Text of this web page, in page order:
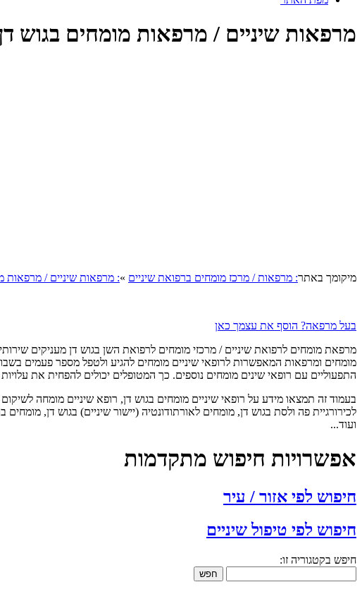
מרפאות שיניים / מרפאות מומחים בגוש
מיקומך באתר: מרפאות / מרכז מומחים ברפואת שיניים »: מרפאות שיניים / מרפאות
בעל מרפאה? הוסף את עצמך כאן
מרפאת מומחים לרפואת שיניים / מרכזי מומחים לרפואת השן בגוש דן מעניקים
מומחים ומרפאות המאפשרות לרופאי שיניים מומחים להגיע ולטפל מספר פעמים
התפעוליים עם רופאי שינים מומחים נוספים. כך המטופלים יכולים להפחית את
בעמוד זה תמצאו מידע על רופאי שיניים מומחים בגוש דן, רופא שיניים מומחה
לכירורגיית פה ולסת בגוש דן, מומחים לאורתודונטיה (יישור שיניים) בגוש דן,
ועוד...
אפשרויות חיפוש מתקדמות
חיפוש לפי אזור / עיר
חיפוש לפי טיפול שיניים
חיפש בקטגוריה זו:
חפש